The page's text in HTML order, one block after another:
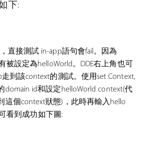
下:
直接測試 in-app語句會fail。因為
被設定為helloWorld。DDE右上角也可
到該context的測試。使用set Context,
domain id和設定helloWorld context(代
這個context狀態)，此時再輸入hello
看到成功如下圖: